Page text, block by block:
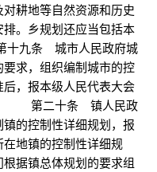
耕地等自然资源和历史
。乡规划还应当包括本
九条 城市人民政府城
求，组织编制城市的控
，报本级人民代表大会
。 第二十条 镇人民政
的控制性详细规划，报
在地镇的控制性详细规
据镇总体规划的要求组